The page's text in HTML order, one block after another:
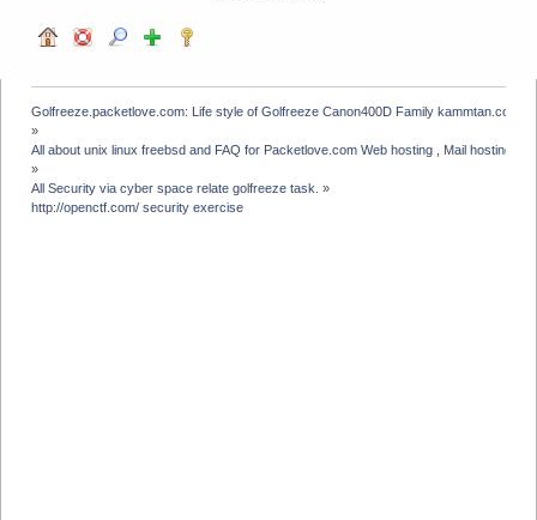
Golfreeze.packetlove.com: Life style of Golfreeze Canon400D Family kammtan.com
»
All about unix linux freebsd and FAQ for Packetlove.com Web hosting , Mail hosting ,
»
All Security via cyber space relate golfreeze task. »
http://openctf.com/ security exercise